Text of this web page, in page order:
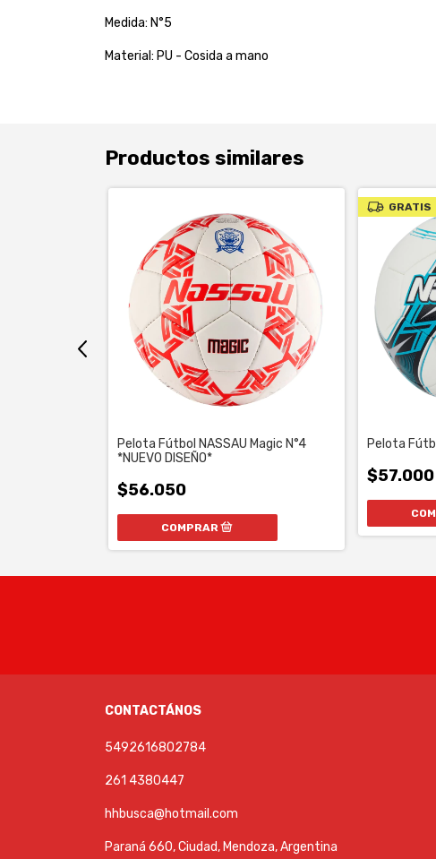
Medida: N°5
Material: PU - Cosida a mano
Productos similares
Pelota Fútbol NASSAU Magic N°4
*NUEVO DISEÑO*
$56.050
GRATIS
Pelota
$57.000
CONTACTÁNOS
5492616802784
261 4380447
hhbusca@hotmail.com
Paraná 660, Ciudad, Mendoza, Argentina